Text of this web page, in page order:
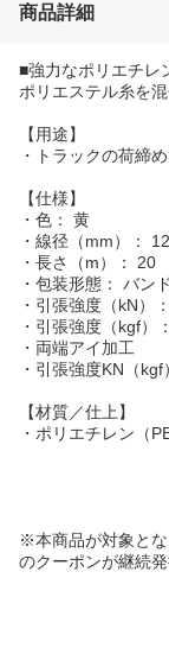
商品詳細
■強力なポリエチレ
ポリエステル糸を
【用途】
・トラックの荷締め
【仕様】
・色： 黄
・線径（mm）： 12
・長さ（m）： 20
・包装形態： バン
・引張強度（kN）
・引張強度（kgf）
・両端アイ加工
・引張強度KN（kgf
【材質／仕上】
・ポリエチレン（
※本商品が対象と
のクーポンが継続